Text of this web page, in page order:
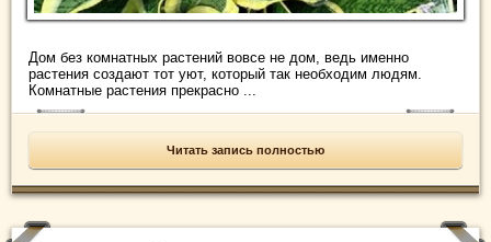
Дом без комнатных растений вовсе не дом, ведь именно
растения создают тот уют, который так необходим людям.
Комнатные растения прекрасно ...
Читать запись полностью